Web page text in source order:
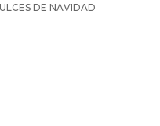
DE NAVIDAD